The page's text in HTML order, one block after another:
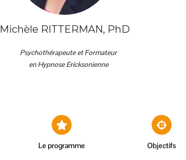
Michèle RITTERMAN, PhD
Psychothérapeute et Formateur
en Hypnose Ericksonienne
Le programme Objectifs